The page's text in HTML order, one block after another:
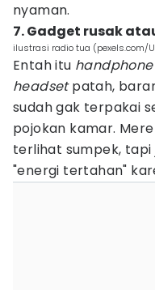
nyaman.
7. Gadget rusak
ilustrasi radio tua (pexels.com/
Entah itu handphone
headsetpatah,
sudah gak terpakai
pojokan kamar.
terlihat sumpek,
"energi tertahan"